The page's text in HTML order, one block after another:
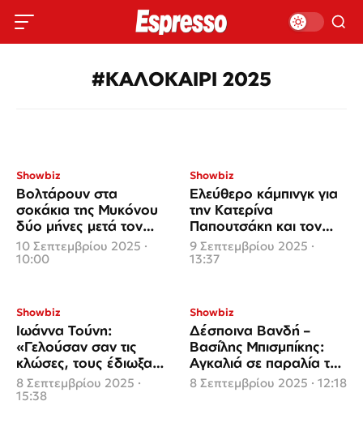
#ΚΑΛΟΚΑΙΡΙ 2025
Showbiz
Βολτάρουν στα
σοκάκια της Μυκόνου
δύο μήνες μετά τον
γάμο τους
10 Σεπτεμβρίου 2025 ·
10:00
Showbiz
Ελεύθερο κάμπινγκ για
την Κατερίνα
Παπουτσάκη και τον
σύντροφό της
9 Σεπτεμβρίου 2025 ·
13:37
Showbiz
Ιωάννα Τούνη:
«Γελούσαν σαν τις
κλώσες, τους έδιωξα
όλους»
8 Σεπτεμβρίου 2025 ·
15:38
Showbiz
Δέσποινα Βανδή –
Βασίλης Μπισμπίκης:
Αγκαλιά σε παραλία της
Κρήτης
8 Σεπτεμβρίου 2025 · 12:18